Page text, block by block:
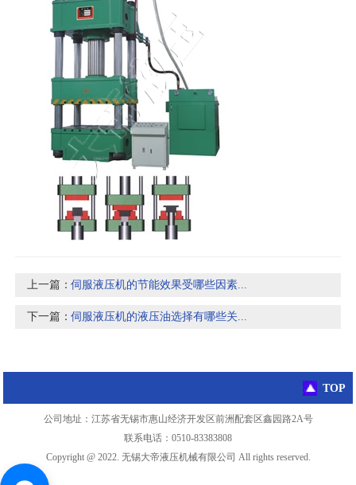
上一篇：伺服液压机的节能效果受哪些因素...
下一篇：伺服液压机的液压油选择有哪些关...
TOP
公司地址：江苏省无锡市惠山经济开发区前洲配套区鑫园路2A号
联系电话：0510-83383808
Copyright @ 2022. 无锡大帝液压机械有限公司 All rights reserved.